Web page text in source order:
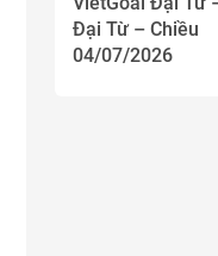
Đại Từ – Chiều
04/07/2026